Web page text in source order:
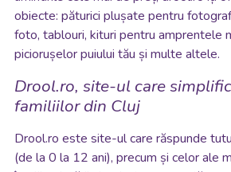
obiecte: păturici plușate pentru
foto, tablouri, kituri pentru amprentele
piciorușelor puiului tău și multe altele.
Drool.ro, site-ul care
familiilor din Cluj
Drool.ro este site-ul care răspunde
(de la 0 la 12 ani), precum și celor ale